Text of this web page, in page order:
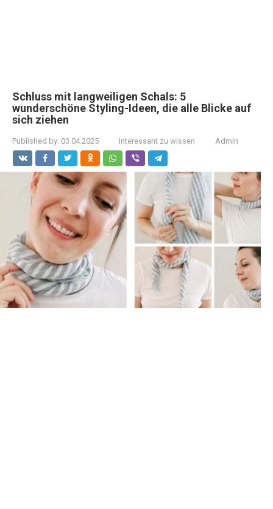
Schluss mit langweiligen Schals: 5
wunderschöne Styling-Ideen, die alle Blicke auf
sich ziehen
Published by: 03.04.2025 Interessant zu wissen Admin